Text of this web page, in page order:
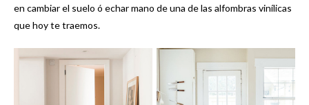
en cambiar el suelo ó echar mano de una de las alfombras vinílicas
que hoy te traemos.